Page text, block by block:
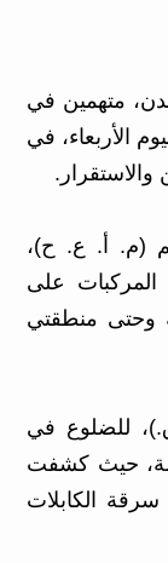
متهمين في
الأربعاء، في
والاستقرار.
(م. أ. ع. ح)،
على
وحتى منطقتي
للضلوع في
حيث كشفت
سرقة الكابلات